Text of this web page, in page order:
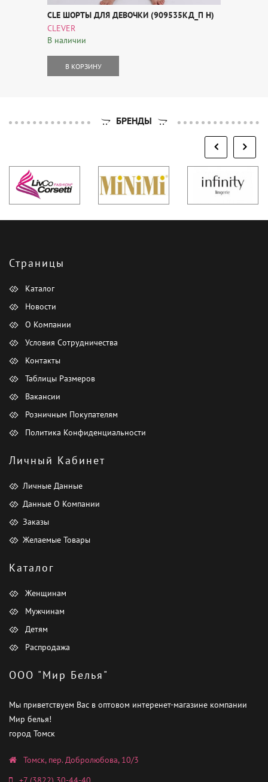
CLE ШОРТЫ ДЛЯ ДЕВОЧКИ (909535КД_П Н)
CLEVER
В наличии
В КОРЗИНУ
БРЕНДЫ
Страницы
Каталог
Новости
О Компании
Условия Сотрудничества
Контакты
Таблицы Размеров
Вакансии
Розничным Покупателям
Политика Конфиденциальности
Личный Кабинет
Личные Данные
Данные О Компании
Заказы
Желаемые Товары
Каталог
Женщинам
Мужчинам
Детям
Распродажа
ООО "Мир Белья"
Мы приветствуем Вас в оптовом интеренет-магазине компании
Мир белья!
город Томск
Томск, пер. Добролюбова, 10/3